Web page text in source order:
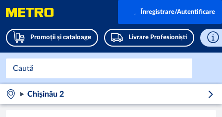
Promoții și cataloage Livrare Profesioniști
Înregistrare/Autentificare
Chișinău 2